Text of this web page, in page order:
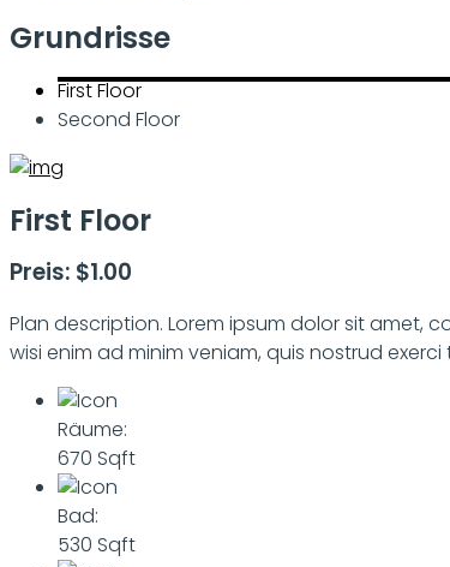
Grundrisse
First Floor
Second Floor
First Floor
Preis: $1.00
Plan description. Lorem ipsum dolor sit
wisi enim ad minim veniam, quis nostrud
Räume:
670 Sqft
Bad:
530 Sqft